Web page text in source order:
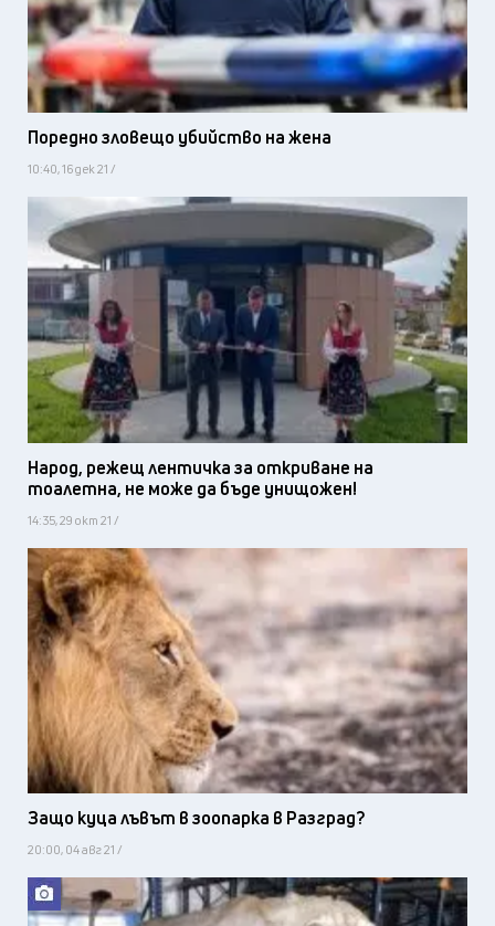
Поредно зловещо убийство на жена
10:40, 16 дек 21 /
Народ, режещ лентичка за откриване на
тоалетна, не може да бъде унищожен!
14:35, 29 окт 21 /
Защо куца лъвът в зоопарка в Разград?
20:00, 04 авг 21 /